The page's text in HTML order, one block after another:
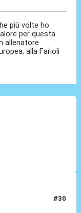
più volte ho
per questa
allenatore
alla Farioli
#30